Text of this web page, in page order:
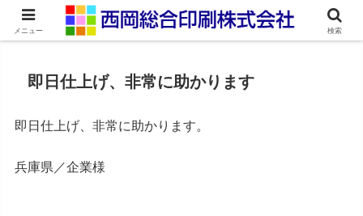
ネット印刷通販・オンデマンド印刷
即日仕上げ、非常に助かります
即日仕上げ、非常に助かります。
兵庫県／企業様
メニュー 検索